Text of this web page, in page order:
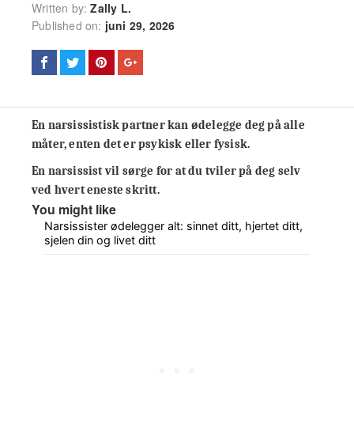
Written by:Zally L.
Published on: juni 29, 2026
En narsissistisk partner kan ødelegge deg på alle
måter, enten det er psykisk eller fysisk.
En narsissist vil sørge for at du tviler på deg selv
ved hvert eneste skritt.
You might like
Narsissister ødelegger alt: sinnet ditt, hjertet ditt,
sjelen din og livet ditt